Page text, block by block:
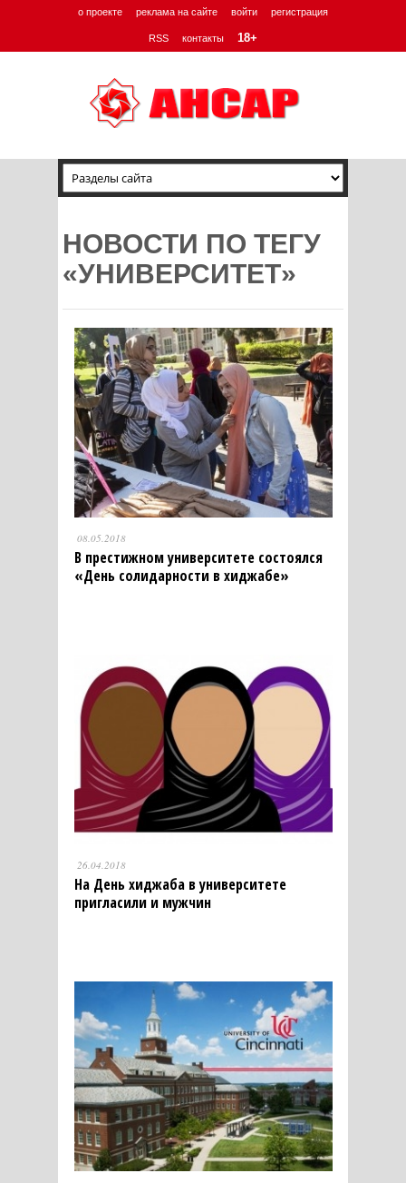
о проекте реклама на сайте войти регистрация
RSS контакты 18+
НОВОСТИ ПО ТЕГУ
«УНИВЕРСИТЕТ»
08.05.2018
В престижном университете состоялся
«День солидарности в хиджабе»
26.04.2018
На День хиджаба в университете
пригласили и мужчин